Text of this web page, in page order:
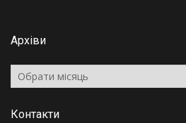
Архіви
Архіви
Контакти